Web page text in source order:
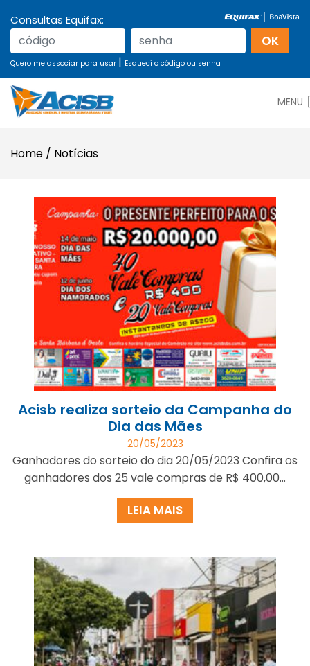
Consultas Equifax:
Quero me associar para usar | Esqueci o código ou senha
MENU
Home / Notícias
Acisb realiza sorteio da Campanha do
Dia das Mães
20/05/2023
Ganhadores do sorteio do dia 20/05/2023 Confira os
ganhadores dos 25 vale compras de R$ 400,00...
LEIA MAIS